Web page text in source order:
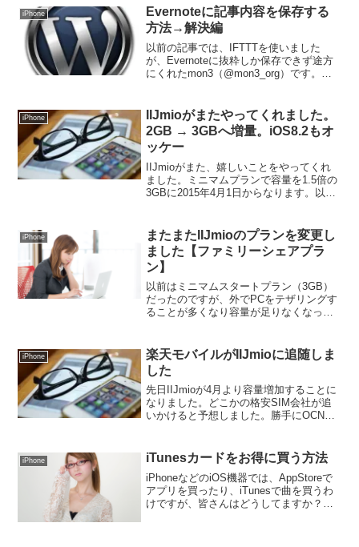
のタイトルや説明が入れ...
iPhone
Evernoteに記事内容を保存する
方法→解決編
以前の記事では、IFTTTを使いました
が、Evernoteに抜粋しか保存できず途方
にくれたmon3（@mon3_org）です。序
せんでした。外部からは色々制約があっ
て、...
iPhone
IIJmioがまたやってくれました。
2GB → 3GBへ増量。iOS8.2もオ
ッケー
IIJmioがまた、嬉しいことをやってくれ
ました。ミニマムプランで容量を1.5倍の
3GBに2015年4月1日からなります。以前
量ですミニマムは2GB → 3GBライ...
iPhone
またまたIIJmioのプランを変更し
ました【ファミリーシェアプラ
ン】
以前はミニマムスタートプラン（3GB）
だったのですが、外でPCをテザリングす
ることが多くなり容量が足りなくなった
足りず今回は10GBのプラン（ファミリー
シェアプラン）に...
iPhone
楽天モバイルがIIJmioに追随しま
した
先日IIJmioが4月より容量増加することに
なりました。どこかの格安SIM会社が追
いかけると予想しました。勝手にOCNか
なぁと100MB分多いんだから、良いと言
iPhone iTunesカードをお得に買う方法
iPhoneなどのiOS機器では、AppStoreで
アプリを買ったり、iTunesで曲を買うわ
けですが、皆さんはどうしてますか？普